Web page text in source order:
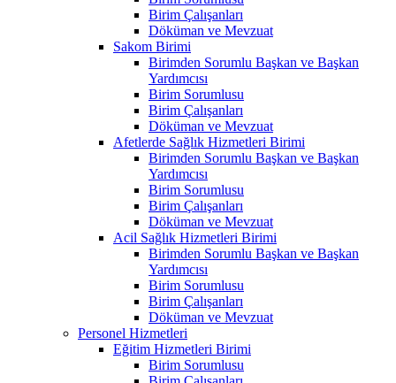
Birim Çalışanları
Döküman ve Mevzuat
Sakom Birimi
Birimden Sorumlu Başkan ve Başkan
Yardımcısı
Birim Sorumlusu
Birim Çalışanları
Döküman ve Mevzuat
Afetlerde Sağlık Hizmetleri Birimi
Birimden Sorumlu Başkan ve Başkan
Yardımcısı
Birim Sorumlusu
Birim Çalışanları
Döküman ve Mevzuat
Acil Sağlık Hizmetleri Birimi
Birimden Sorumlu Başkan ve Başkan
Yardımcısı
Birim Sorumlusu
Birim Çalışanları
Döküman ve Mevzuat
Personel Hizmetleri
Eğitim Hizmetleri Birimi
Birim Sorumlusu